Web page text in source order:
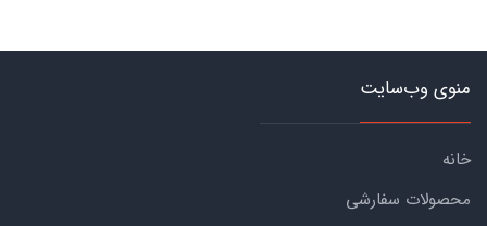
منوی وب‌سایت
خانه
محصولات سفارشی